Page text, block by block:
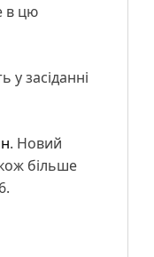
в цю
у засіданні
. Новий
більше